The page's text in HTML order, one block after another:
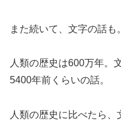
また続いて、文字の話も。
人類の歴史は600万年。
5400年前くらいの話。
人類の歴史に比べたら